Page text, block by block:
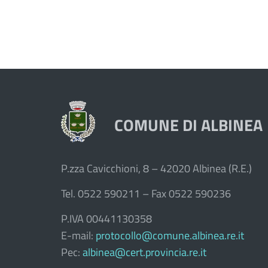
COMUNE DI ALBINEA
P.zza Cavicchioni, 8 – 42020 Albinea (R.E.)
Tel. 0522 590211 – Fax 0522 590236
P.IVA 00441130358
E-mail: protocollo@comune.albinea.re.it
Pec: albinea@cert.provincia.re.it